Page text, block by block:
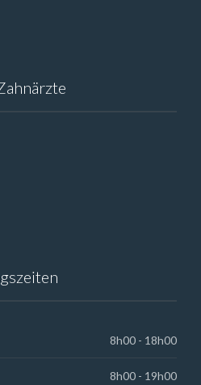
8h00 - 18h00
8h00 - 19h00